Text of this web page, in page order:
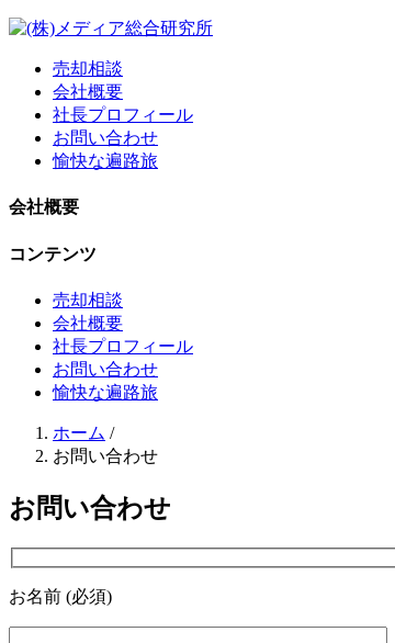
売却相談
会社概要
社長プロフィール
お問い合わせ
愉快な遍路旅
会社概要
コンテンツ
売却相談
会社概要
社長プロフィール
お問い合わせ
愉快な遍路旅
ホーム /
お問い合わせ
お問い合わせ
お名前 (必須)